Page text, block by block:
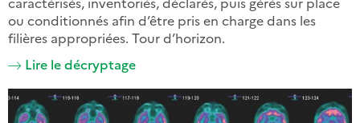
ou conditionnés afin d’être pris en charge dans les
filières appropriées. Tour d’horizon.
Lire le décryptage